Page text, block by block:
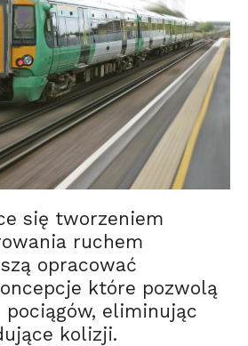
się tworzeniem
ruchem
opracować
które pozwolą
eliminując
kolizji.